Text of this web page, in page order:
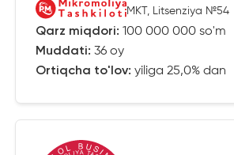
MKT, Litsenziya №54
Qarz miqdori: 100 000 000 so'm
Muddati: 36 oy
Ortiqcha to'lov: yiliga 25,0% dan